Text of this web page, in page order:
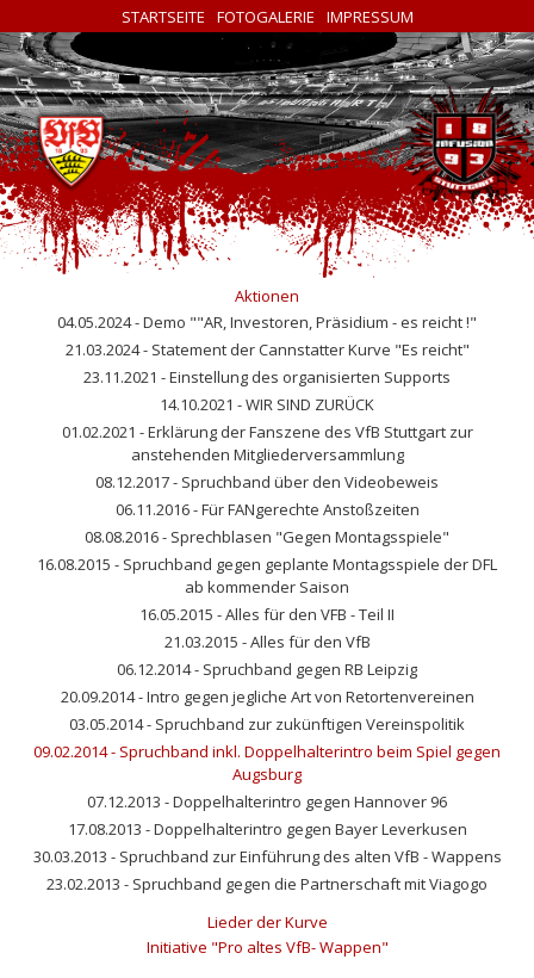
STARTSEITE FOTOGALERIE IMPRESSUM
Aktionen
04.05.2024 - Demo ""AR, Investoren, Präsidium - es reicht !"
21.03.2024 - Statement der Cannstatter Kurve "Es reicht"
23.11.2021 - Einstellung des organisierten Supports
14.10.2021 - WIR SIND ZURÜCK
01.02.2021 - Erklärung der Fanszene des VfB Stuttgart zur
anstehenden Mitgliederversammlung
08.12.2017 - Spruchband über den Videobeweis
06.11.2016 - Für FANgerechte Anstoßzeiten
08.08.2016 - Sprechblasen "Gegen Montagsspiele"
16.08.2015 - Spruchband gegen geplante Montagsspiele der DFL
ab kommender Saison
16.05.2015 - Alles für den VFB - Teil II
21.03.2015 - Alles für den VfB
06.12.2014 - Spruchband gegen RB Leipzig
20.09.2014 - Intro gegen jegliche Art von Retortenvereinen
03.05.2014 - Spruchband zur zukünftigen Vereinspolitik
09.02.2014 - Spruchband inkl. Doppelhalterintro beim Spiel gegen
Augsburg
07.12.2013 - Doppelhalterintro gegen Hannover 96
17.08.2013 - Doppelhalterintro gegen Bayer Leverkusen
30.03.2013 - Spruchband zur Einführung des alten VfB - Wappens
23.02.2013 - Spruchband gegen die Partnerschaft mit Viagogo
Lieder der Kurve
Initiative "Pro altes VfB- Wappen"